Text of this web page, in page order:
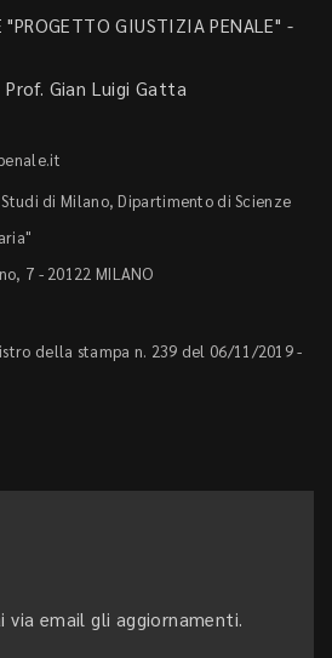
GIUSTIZIA PENALE" -
Gian Luigi Gatta
di Milano, Dipartimento di Scienze
7 - 20122 MILANO
della stampa n. 239 del 06/11/2019 -
via email gli aggiornamenti.